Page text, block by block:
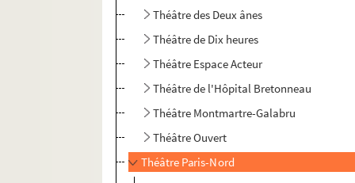
Théâtre des Deux ânes
Théâtre de Dix heures
Théâtre Espace Acteur
Théâtre de l'Hôpital Bretonneau
Théâtre Montmartre-Galabru
Théâtre Ouvert
Théâtre Paris-Nord